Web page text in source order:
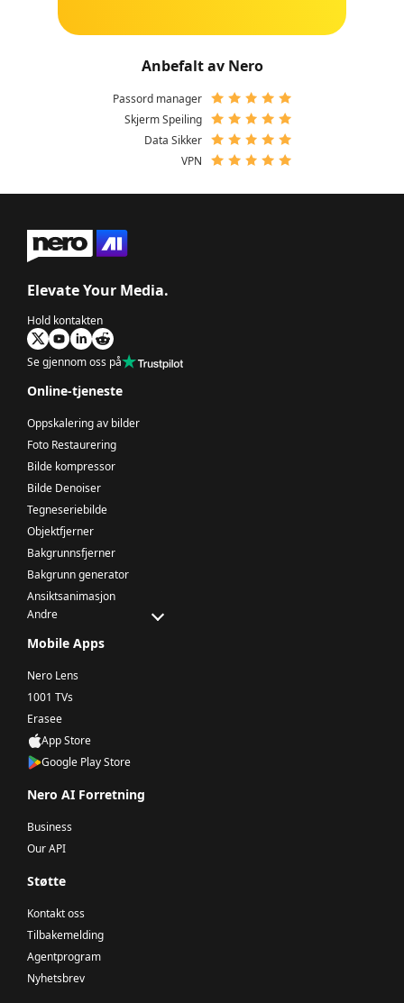
Anbefalt av Nero
Passord manager
Skjerm Speiling
Data Sikker
VPN
Elevate Your Media.
Hold kontakten
Se gjennom oss på
Online-tjeneste
Oppskalering av bilder
Foto Restaurering
Bilde kompressor
Bilde Denoiser
Tegneseriebilde
Objektfjerner
Bakgrunnsfjerner
Bakgrunn generator
Ansiktsanimasjon
Andre
Mobile Apps
Nero Lens
1001 TVs
Erasee
App Store
Google Play Store
Nero AI Forretning
Business
Our API
Støtte
Kontakt oss
Tilbakemelding
Agentprogram
Nyhetsbrev